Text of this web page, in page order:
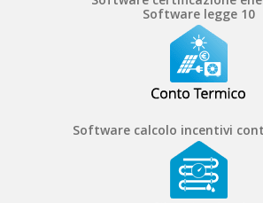
Software legge 10
Software calcolo incentivi